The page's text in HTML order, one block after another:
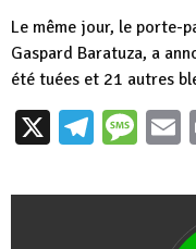
Le même jour, le porte-
Gaspard Baratuza, a
été tuées et 21 autres
X